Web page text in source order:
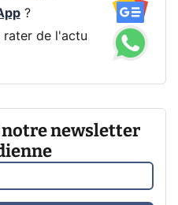
?
rater de l'actu
newsletter